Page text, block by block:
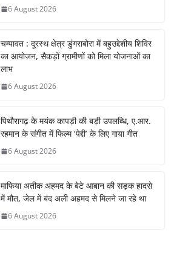
6 August 2026
चम्पावत : दूरस्थ क्षेत्र डुंगराबोरा में बहुउद्देशीय शिविर
का आयोजन, सैकड़ों ग्रामीणों को मिला योजनाओं का
लाभ
6 August 2026
पिथौरागढ़ के मयंक कापड़ी की बड़ी उपलब्धि, ए.आर.
रहमान के संगीत में फिल्म ‘पेद्दी’ के लिए गाया गीत
6 August 2026
माफिया अतीक अहमद के बेटे आबान की सड़क हादसे
में मौत, जेल में बंद अली अहमद से मिलने जा रहे था
6 August 2026